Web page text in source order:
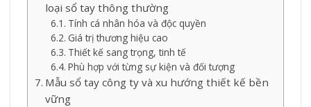
loại sổ tay thông thường
Tính cá nhân hóa và độc quyền
Giá trị thương hiệu cao
Thiết kế sang trọng, tinh tế
Phù hợp với từng sự kiện và đối tượng
Mẫu sổ tay công ty và xu hướng thiết kế bền
vững